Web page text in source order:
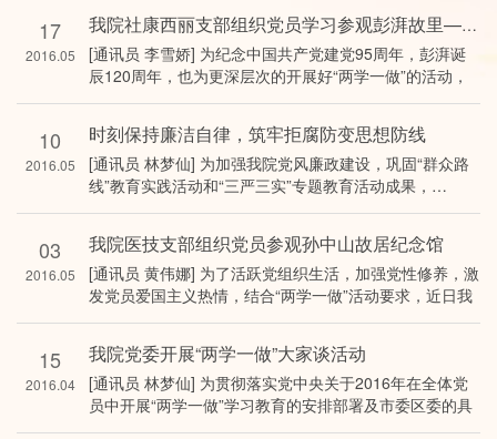
17
2016.05
我院社康西丽支部组织党员学习参观彭湃故里——中国第一个苏维埃诞生地
[通讯员 李雪娇] 为纪念中国共产党建党95周年，彭湃诞
辰120周年，也为更深层次的开展好“两学一做”的活动，
使党员直面…
10
2016.05
时刻保持廉洁自律，筑牢拒腐防变思想防线
[通讯员 林梦仙] 为加强我院党风廉政建设，巩固“群众路
线”教育实践活动和“三严三实”专题教育活动成果，…
03
2016.05
我院医技支部组织党员参观孙中山故居纪念馆
[通讯员 黄伟娜] 为了活跃党组织生活，加强党性修养，激
发党员爱国主义热情，结合“两学一做”活动要求，近日我
院医技支…
15
2016.04
我院党委开展“两学一做”大家谈活动
[通讯员 林梦仙] 为贯彻落实党中央关于2016年在全体党
员中开展“两学一做”学习教育的安排部署及市委区委的具
体要求，为…